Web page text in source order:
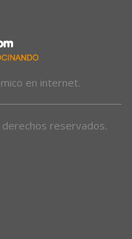
en internet.
reservados.